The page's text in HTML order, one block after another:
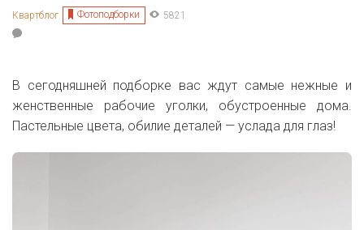
Квартблог Фотоподборки 5821
В сегодняшней подборке вас ждут самые нежные и
женственные рабочие уголки, обустроенные дома.
Пастельные цвета, обилие деталей — услада для глаз!